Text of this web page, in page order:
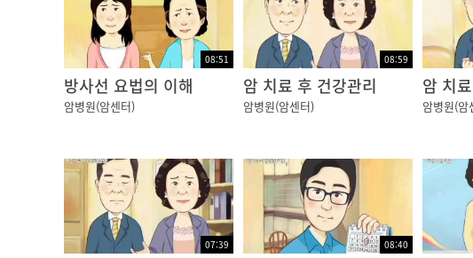
08:51
방사선 요법의 이해
암병원(암센터)
08:59
암 치료 후 건강관리
암병원(암센터) 암병원(암
07:39 08:40